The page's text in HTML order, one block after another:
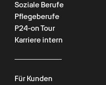
Soziale Berufe
Pflegeberufe
P24-on Tour
Karriere intern
Für Kunden